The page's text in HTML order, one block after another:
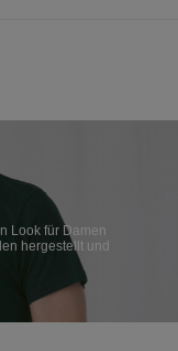
Look für Damen
hergestellt und